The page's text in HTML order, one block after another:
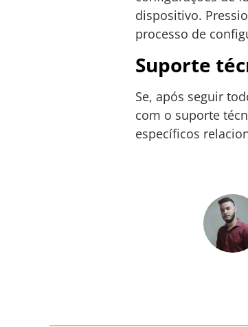
dispositivo.
processo de
Suporte
Se, após seguir
com o suporte
específicos